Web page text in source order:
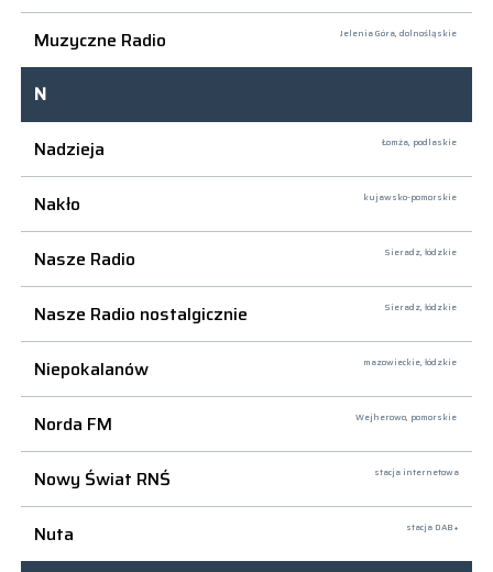
Muzyczne Radio
Jelenia Góra, dolnośląskie
N
Nadzieja
Łomża, podlaskie
Nakło kujawsko-pomorskie
Nasze Radio Sieradz, łódzkie
Nasze Radio nostalgicznie Sieradz, łódzkie
Niepokalanów mazowieckie, łódzkie
Norda FM Wejherowo, pomorskie
Nowy Świat RNŚ stacja internetowa
Nuta stacja DAB+